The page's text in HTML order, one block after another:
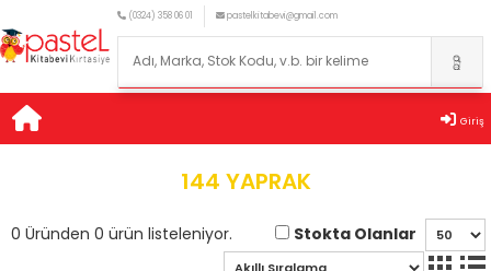
(0324) 358 06 01 pastelkitabevi@gmail.com
Giriş
144 YAPRAK
0 Üründen 0 ürün listeleniyor. Stokta Olanlar